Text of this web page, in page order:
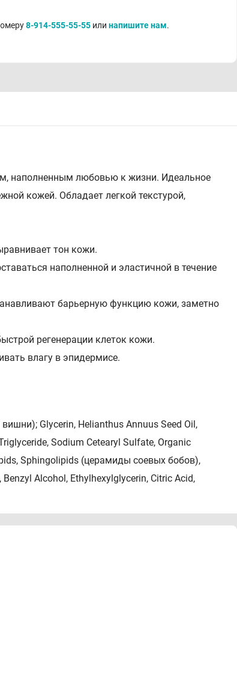
8-914-555-55-55 или напишите нам.
наполненным любовью к жизни. Идеальное
кожей. Обладает легкой текстурой,
тон кожи.
наполненной и эластичной в течение
барьерную функцию кожи, заметно
регенерации клеток кожи.
влагу в эпидермисе.
Glycerin, Helianthus Annuus Seed Oil,
Sodium Cetearyl Sulfate, Organic
Sphingolipids (церамиды соевых бобов),
Alcohol, Ethylhexylglycerin, Citric Acid,